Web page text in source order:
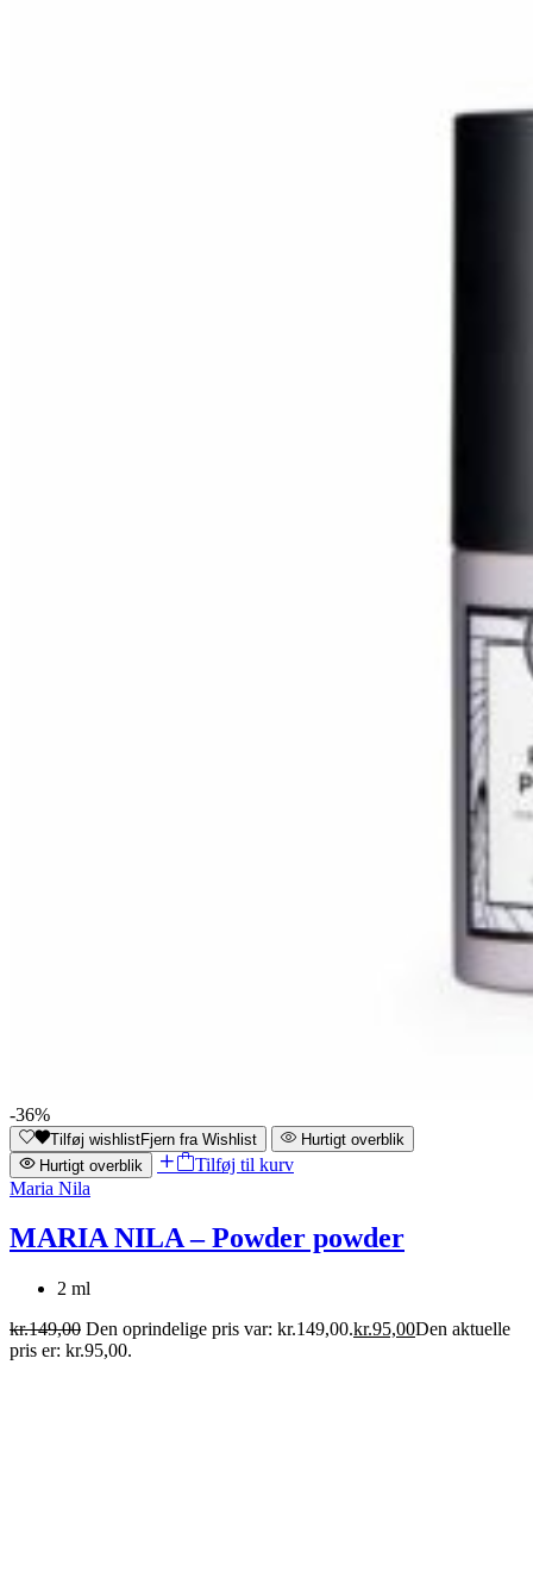
-36%
Tilføj wishlistFjern fra Wishlist
Hurtigt overblik
Hurtigt overblik
Tilføj til kurv
Maria Nila
MARIA NILA – Powder powder
2 ml
kr.149,00 Den oprindelige pris var: kr.149,00.kr.95,00Den aktuelle
pris er: kr.95,00.